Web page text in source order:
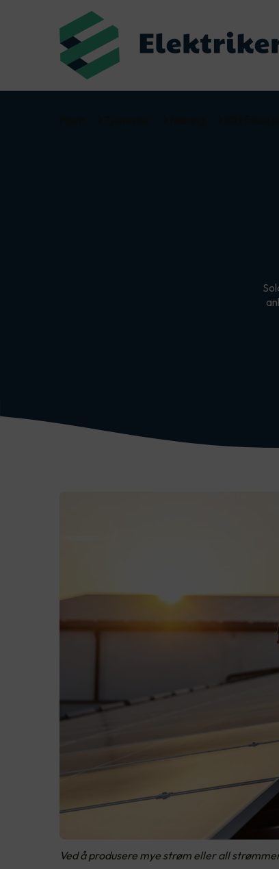
Ved å produsere mye strøm eller all